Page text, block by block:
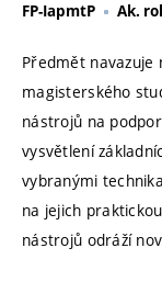
FP-IapmtP Ak.
Předmět navazuje
magisterského
nástrojů na
vysvětlení
vybranými
na jejich
nástrojů odráží